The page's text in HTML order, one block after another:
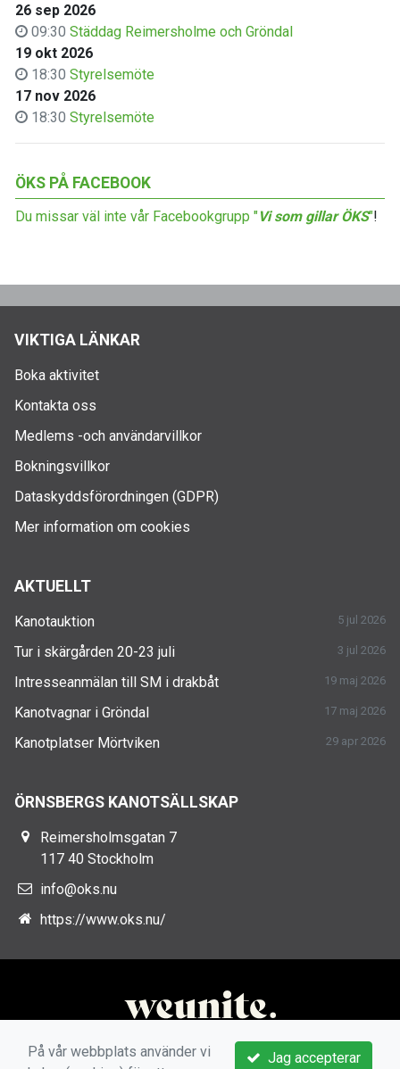
26 sep 2026
09:30 Städdag Reimersholme och Gröndal
19 okt 2026
18:30 Styrelsemöte
17 nov 2026
18:30 Styrelsemöte
ÖKS PÅ FACEBOOK
Du missar väl inte vår Facebookgrupp "Vi som gillar ÖKS"!
VIKTIGA LÄNKAR
Boka aktivitet
Kontakta oss
Medlems -och användarvillkor
Bokningsvillkor
Dataskyddsförordningen (GDPR)
Mer information om cookies
AKTUELLT
Kanotauktion 5 jul 2026
Tur i skärgården 20-23 juli 3 jul 2026
Intresseanmälan till SM i drakbåt 19 maj 2026
Kanotvagnar i Gröndal 17 maj 2026
Kanotplatser Mörtviken 29 apr 2026
ÖRNSBERGS KANOTSÄLLSKAP
Reimersholmsgatan 7
117 40 Stockholm
info@oks.nu
https://www.oks.nu/
Jag accepterar
På vår webbplats använder vi